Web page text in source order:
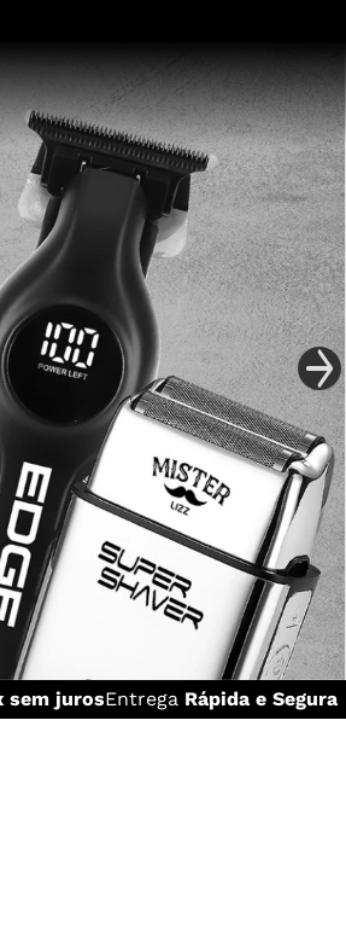
sem jurosEntrega Rápida e Segura